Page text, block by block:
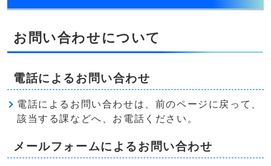
お問い合わせについて
電話によるお問い合わせ
電話によるお問い合わせは、前のページに戻って、
該当する課などへ、お電話ください。
メールフォームによるお問い合わせ